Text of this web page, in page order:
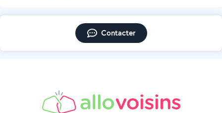
Contacter